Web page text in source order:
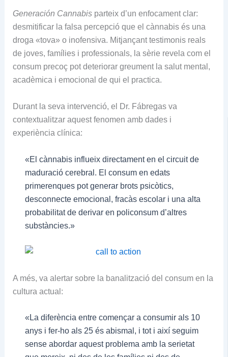
Generación Cannabisparteix d’un enfocament clar:
desmitificar la falsa percepció que el cànnabis és una
droga «tova» o inofensiva. Mitjançant testimonis reals
de joves, famílies i professionals, la sèrie revela com el
consum precoç pot deteriorar greument la salut mental,
acadèmica i emocional de qui el practica.
Durant la seva intervenció, el Dr. Fábregas va
contextualitzar aquest fenomen amb dades i
experiència clínica:
«El cànnabis influeix directament en el circuit de
maduració cerebral. El consum en edats
primerenques pot generar brots psicòtics,
desconnecte emocional, fracàs escolar i una alta
probabilitat de derivar en policonsum d’altres
substàncies.»
A més, va alertar sobre la banalització del consum en la
cultura actual:
«La diferència entre començar a consumir als 10
anys i fer-ho als 25 és abismal, i tot i així seguim
sense abordar aquest problema amb la serietat